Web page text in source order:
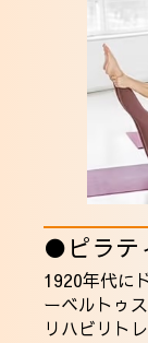
●ピラテ
1920年代に
ーベルトゥ
リハビリト